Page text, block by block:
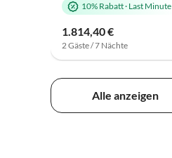
10% Rabatt· Last Minute
1.814,40 €
2 Gäste / 7 Nächte
Alle anzeigen